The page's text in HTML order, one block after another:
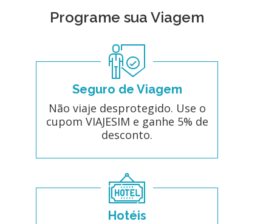
Programe sua Viagem
Seguro de Viagem
Não viaje desprotegido. Use o
cupom VIAJESIM e ganhe 5% de
desconto.
Hotéis